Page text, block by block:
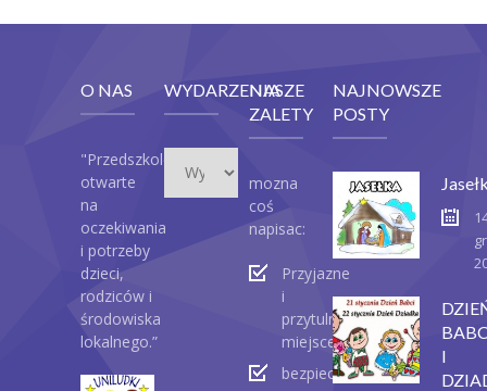
O NAS
"Przedszkole
otwarte
na
oczekiwania
i potrzeby
dzieci,
rodziców i
środowiska
lokalnego.”
WYDARZENIA
NASZE
ZALETY
mozna
coś
napisac:
Przyjazne
i
przytulne
miejsce
bezpieczeństwo
NAJNOWSZE
POSTY
I